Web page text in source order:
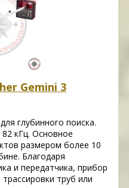
Gemini 3
глубинного поиска.
кГц. Основное
размером более 10
Благодаря
и передатчика, прибор
труб или